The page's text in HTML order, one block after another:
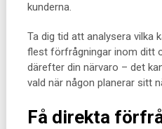
kunderna.
Ta dig tid att analysera vilka
flest förfrågningar inom ditt
därefter din närvaro – det
vald när någon planerar sitt
Få direkta